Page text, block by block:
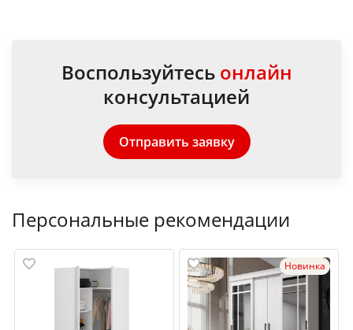
Воспользуйтесь онлайн
консультацией
Отправить заявку
Персональные рекомендации
Новинка